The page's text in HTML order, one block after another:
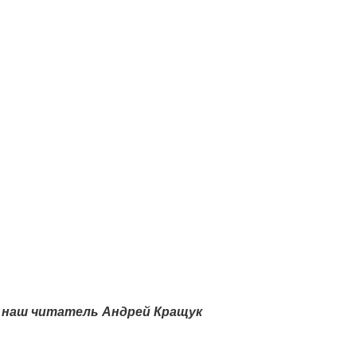
читатель Андрей Кращук